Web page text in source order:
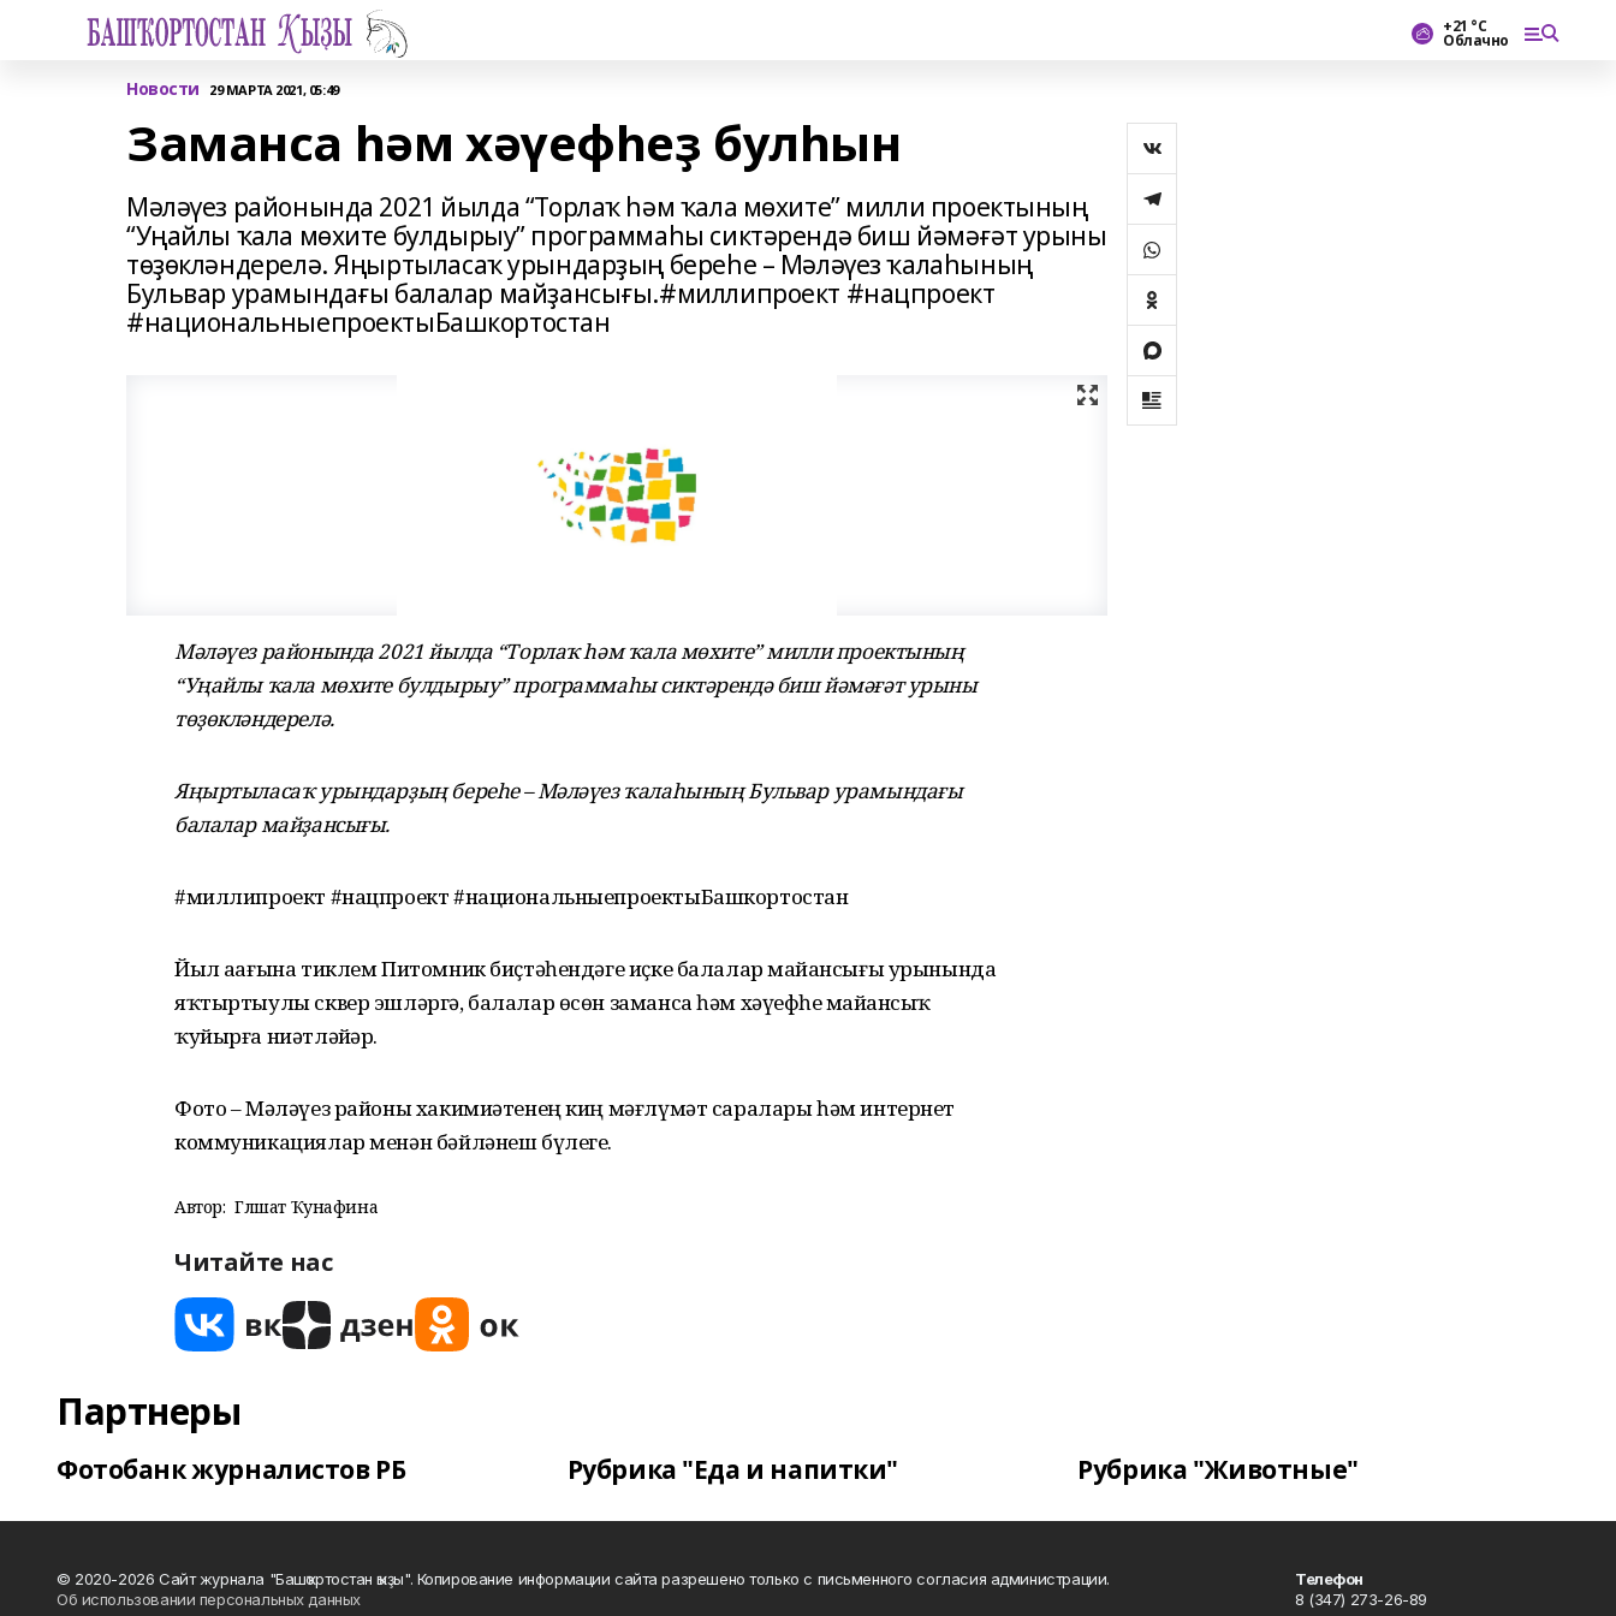
+21 °С
Облачно
Новости 29 МАРТА 2021, 05:49
Заманса һәм хәүефһеҙ булһын
Мәләүез районында 2021 йылда “Торлаҡ һәм ҡала мөхите” милли проектының
“Уңайлы ҡала мөхите булдырыу” программаһы сиктәрендә биш йәмәғәт урыны
төҙөкләндерелә. Яңыртыласаҡ урындарҙың береһе – Мәләүез ҡалаһының
Бульвар урамындағы балалар майҙансығы.#миллипроект #нацпроект
#национальныепроектыБашкортостан
Мәләүез районында 2021 йылда “Торлаҡ һәм ҡала мөхите” милли проектының
“Уңайлы ҡала мөхите булдырыу” программаһы сиктәрендә биш йәмәғәт урыны
төҙөкләндерелә.
Яңыртыласаҡ урындарҙың береһе – Мәләүез ҡалаһының Бульвар урамындағы
балалар майҙансығы.
#миллипроект #нацпроект #национальныепроектыБашкортостан
Йыл аҙағына тиклем Питомник биҫтәһендәге иҫке балалар майҙансығы урынында
яҡтыртыулы сквер эшләргә, балалар өсөн заманса һәм хәүефһеҙ майҙансыҡ
ҡуйырға ниәтләйҙәр.
Фото – Мәләүез районы хакимиәтенең киң мәғлүмәт саралары һәм интернет
коммуникациялар менән бәйләнеш бүлеге.
Автор: Гөлшат Ҡунафина
Читайте нас
Партнеры
Фотобанк журналистов РБ Рубрика "Еда и напитки" Рубрика "Животные"
© 2020-2026 Сайт журнала "Башҡортостан ҡыҙы". Копирование информации сайта разрешено только с письменного согласия администрации.
Об использовании персональных данных
Телефон
8 (347) 273-26-89